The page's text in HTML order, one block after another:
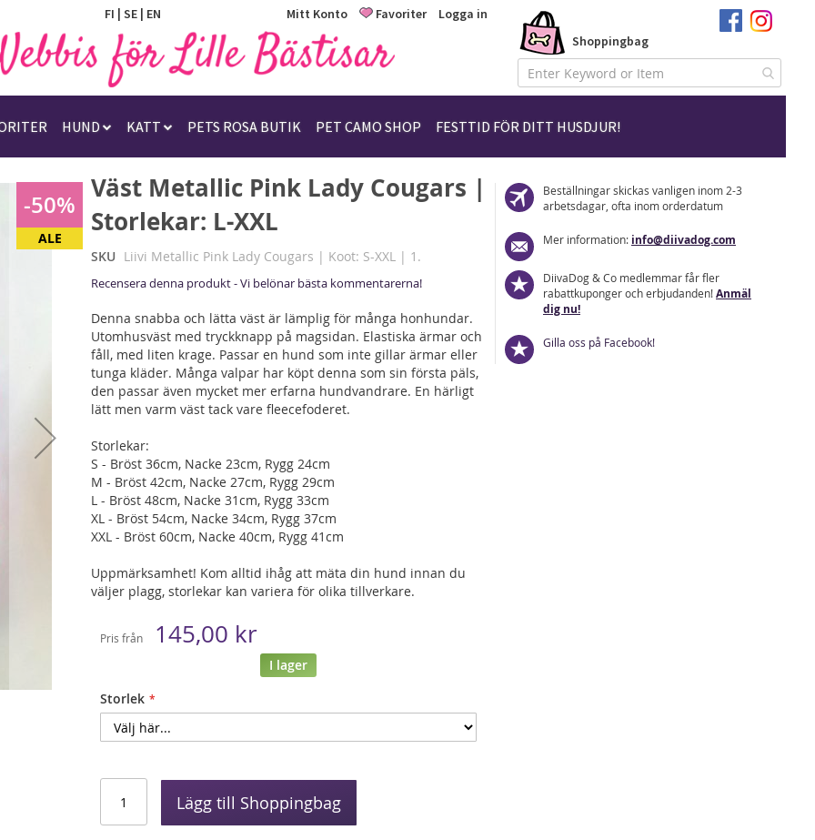
Shoppingbag
Hoppa
innehållet
FI | SE | EN Mitt Konto Favoriter Logga in
HUND KATT PETS ROSA BUTIK PET CAMO SHOP FESTTID FÖR DITT HUSDJUR!
Beställningar skickas vanligen inom 2-3
arbetsdagar, ofta inom orderdatum
Mer information: info@diivadog.com
DiivaDog & Co medlemmar får fler
rabattkuponger och erbjudanden!Anmäl
dig nu!
Gilla oss på Facebook!
Väst Metallic Pink Lady Cougars |
Storlekar: L-XXL
SKU Liivi Metallic Pink Lady Cougars | Koot: S-XXL | 1.
Recensera denna produkt - Vi belönar bästa kommentarerna!
Denna snabba och lätta väst är lämplig för många honhundar.
Utomhusväst med tryckknapp på magsidan. Elastiska ärmar och
fåll, med liten krage. Passar en hund som inte gillar ärmar eller
tunga kläder. Många valpar har köpt denna som sin första päls,
den passar även mycket mer erfarna hundvandrare. En härligt
lätt men varm väst tack vare fleecefoderet.
Storlekar:
S - Bröst 36cm, Nacke 23cm, Rygg 24cm
M - Bröst 42cm, Nacke 27cm, Rygg 29cm
L - Bröst 48cm, Nacke 31cm, Rygg 33cm
XL - Bröst 54cm, Nacke 34cm, Rygg 37cm
XXL - Bröst 60cm, Nacke 40cm, Rygg 41cm
Uppmärksamhet! Kom alltid ihåg att mäta din hund innan du
väljer plagg, storlekar kan variera för olika tillverkare.
Pris från 145,00 kr
I lager
Storlek
Lägg till Shoppingbag
-50%
ALE